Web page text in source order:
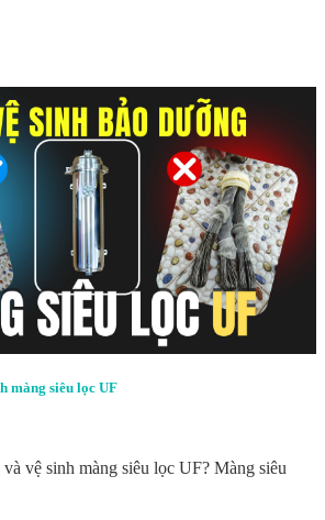
màng siêu lọc UF
vệ sinh màng siêu lọc UF? Màng siêu